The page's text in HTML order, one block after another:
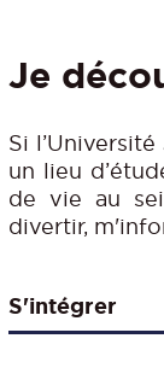
Je
Si
un lieu
de vie au
divertir,
S'intégrer